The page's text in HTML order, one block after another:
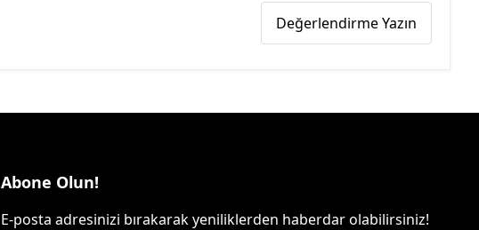
Değerlendirme Yazın
Abone Olun!
E-posta adresinizi bırakarak yeniliklerden haberdar olabilirsiniz!